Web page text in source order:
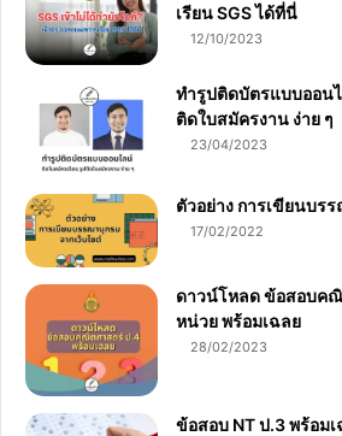
เรียน SGS ได้ที่นี่
12/10/2023
ทำรูปติดบัตรแบบออน
ติดใบสมัครงาน ง่าย ๆ
23/04/2023
ตัวอย่าง การเขียนบร
17/02/2022
ดาวน์โหลด ข้อสอบค
หน่วย พร้อมเฉลย
28/02/2023
ข้อสอบ NT ป.3 พร้อม